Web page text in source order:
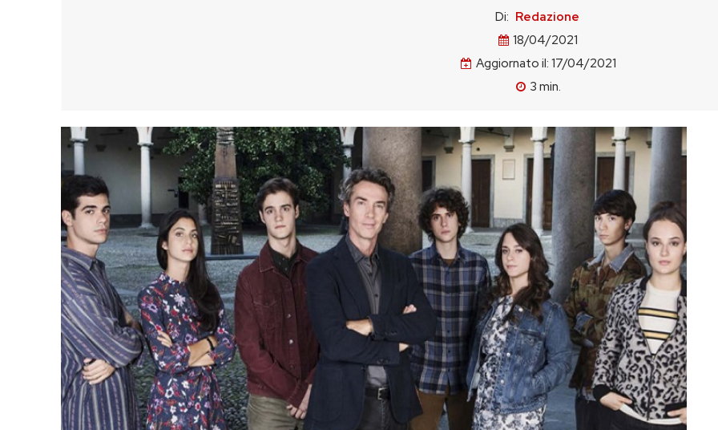
Di: Redazione
18/04/2021
Aggiornato il: 17/04/2021
3 min.